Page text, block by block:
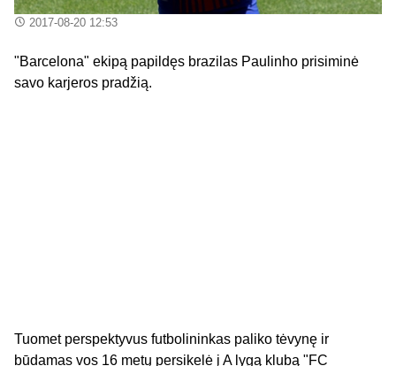
2017-08-20 12:53
"Barcelona" ekipą papildęs brazilas Paulinho prisiminė
savo karjeros pradžią.
Tuomet perspektyvus futbolininkas paliko tėvynę ir
būdamas vos 16 metų persikelė į A lygą klubą "FC